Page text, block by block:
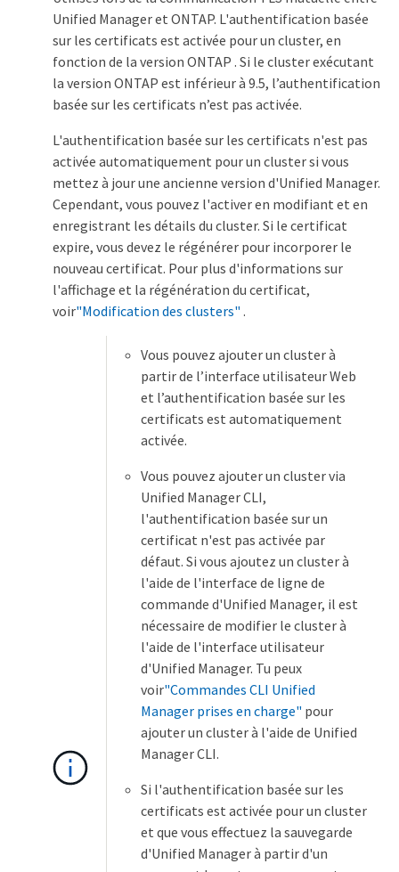
Unified Manager et ONTAP. L'authentification basée
sur les certificats est activée pour un cluster, en
fonction de la version ONTAP . Si le cluster exécutant
la version ONTAP est inférieur à 9.5, l’authentification
basée sur les certificats n’est pas activée.
L'authentification basée sur les certificats n'est pas
activée automatiquement pour un cluster si vous
mettez à jour une ancienne version d'Unified Manager.
Cependant, vous pouvez l'activer en modifiant et en
enregistrant les détails du cluster. Si le certificat
expire, vous devez le régénérer pour incorporer le
nouveau certificat. Pour plus d'informations sur
l'affichage et la régénération du certificat,
voir"Modification des clusters" .
Vous pouvez ajouter un cluster à
partir de l’interface utilisateur Web
et l’authentification basée sur les
certificats est automatiquement
activée.
Vous pouvez ajouter un cluster via
Unified Manager CLI,
l'authentification basée sur un
certificat n'est pas activée par
défaut. Si vous ajoutez un cluster à
l'aide de l'interface de ligne de
commande d'Unified Manager, il est
nécessaire de modifier le cluster à
l'aide de l'interface utilisateur
d'Unified Manager. Tu peux
voir"Commandes CLI Unified
Manager prises en charge" pour
ajouter un cluster à l'aide de Unified
Manager CLI.
Si l'authentification basée sur les
certificats est activée pour un cluster
et que vous effectuez la sauvegarde
d'Unified Manager à partir d'un